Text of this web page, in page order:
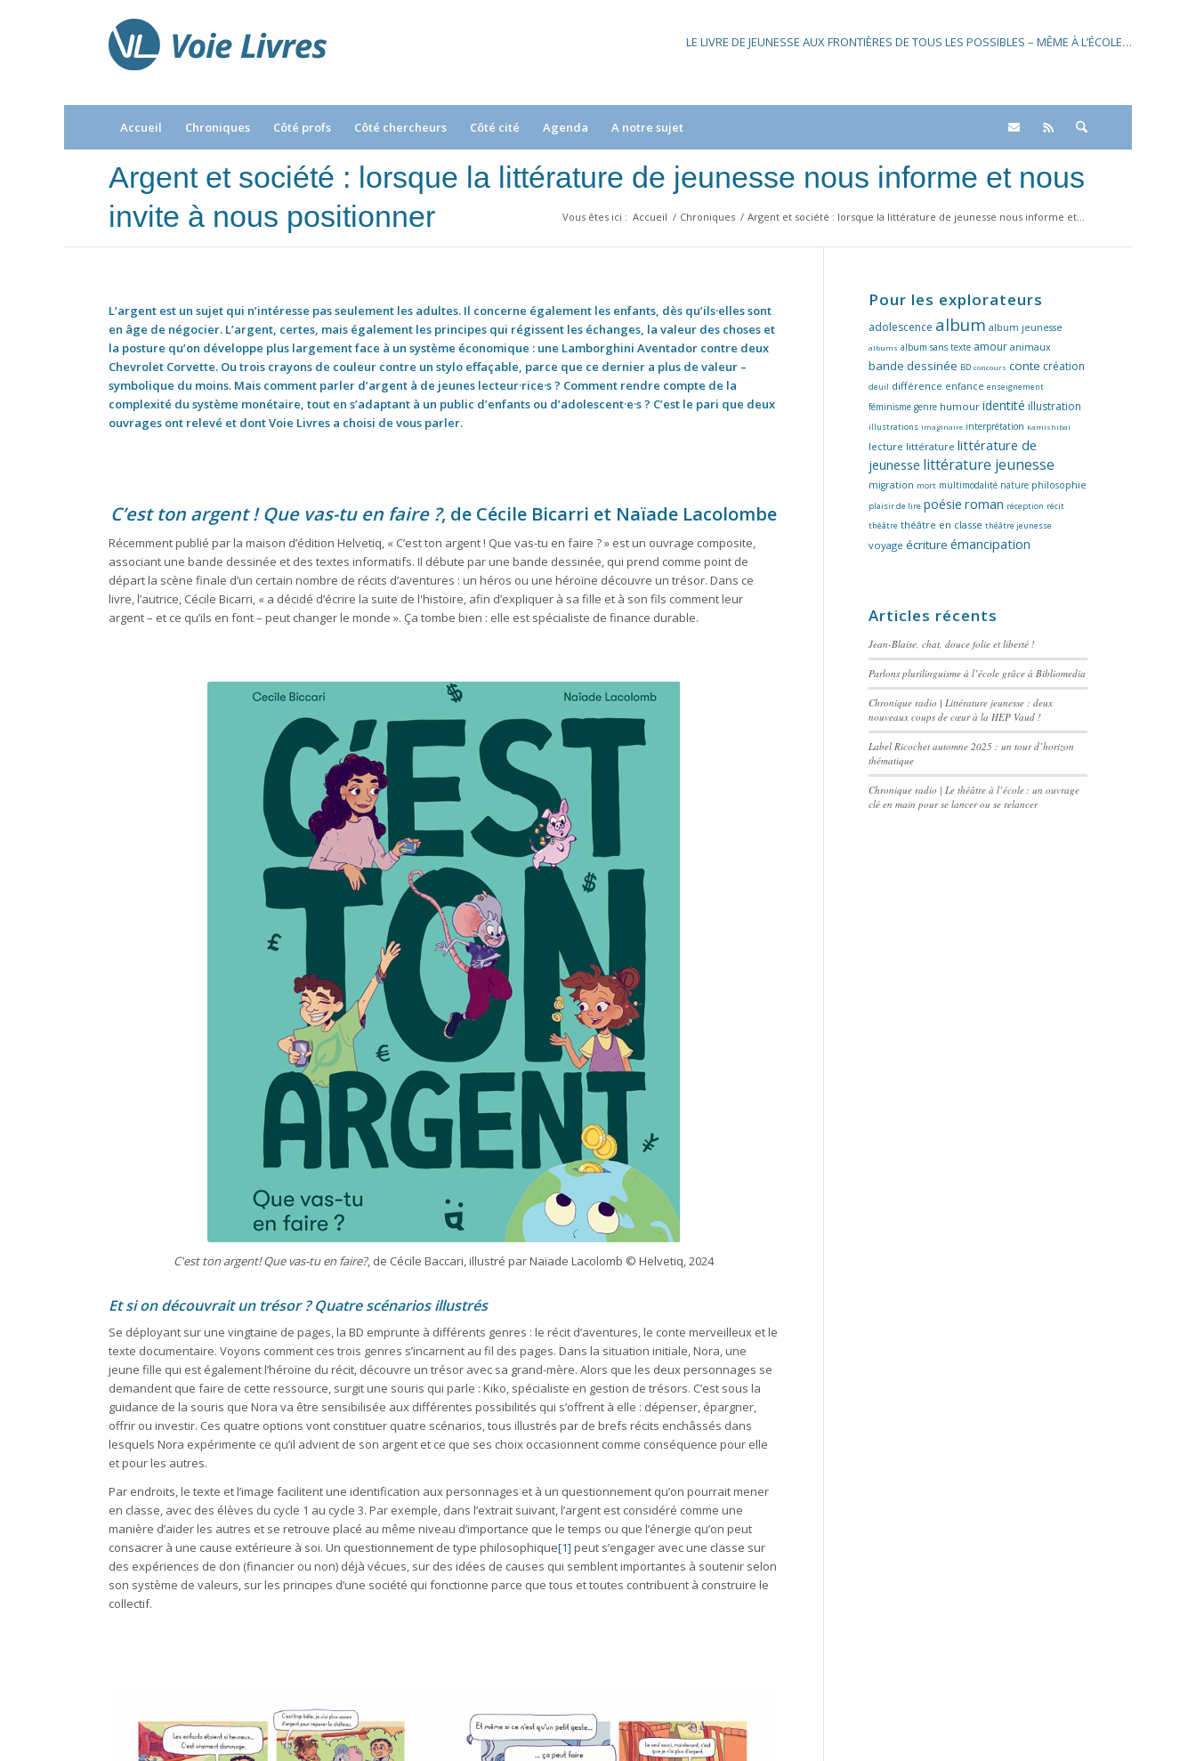
LE LIVRE DE JEUNESSE AUX FRONTIÈRES DE TOUS LES POSSIBLES – MÊME À L’ÉCOLE…
Accueil Chroniques Côté profs Côté chercheurs Côté cité Agenda A notre sujet
Argent et société : lorsque la littérature de jeunesse nous informe et nous
invite à nous positionner
Vous êtes ici : Accueil / Chroniques / Argent et société : lorsque la littérature de jeunesse nous informe et...
L’argent est un sujet qui n’intéresse pas seulement les adultes. Il concerne également les enfants, dès qu’ils·elles sont
en âge de négocier. L’argent, certes, mais également les principes qui régissent les échanges, la valeur des choses et
la posture qu’on développe plus largement face à un système économique : une Lamborghini Aventador contre deux
Chevrolet Corvette. Ou trois crayons de couleur contre un stylo effaçable, parce que ce dernier a plus de valeur –
symbolique du moins. Mais comment parler d’argent à de jeunes lecteur·rice·s ? Comment rendre compte de la
complexité du système monétaire, tout en s’adaptant à un public d’enfants ou d’adolescent·e·s ? C’est le pari que deux
ouvrages ont relevé et dont Voie Livres a choisi de vous parler.
C’est ton argent ! Que vas-tu en faire ?, de Cécile Bicarri et Naïade Lacolombe
Récemment publié par la maison d’édition Helvetiq, « C’est ton argent ! Que vas-tu en faire ? » est un ouvrage composite,
associant une bande dessinée et des textes informatifs. Il débute par une bande dessinée, qui prend comme point de
départ la scène finale d’un certain nombre de récits d’aventures : un héros ou une héroïne découvre un trésor. Dans ce
livre, l’autrice, Cécile Bicarri, « a décidé d’écrire la suite de l'histoire, afin d’expliquer à sa fille et à son fils comment leur
argent – et ce qu’ils en font – peut changer le monde ». Ça tombe bien : elle est spécialiste de finance durable.
C'est ton argent! Que vas-tu en faire?, de Cécile Baccari, illustré par Naïade Lacolomb © Helvetiq, 2024
Et si on découvrait un trésor ? Quatre scénarios illustrés
Se déployant sur une vingtaine de pages, la BD emprunte à différents genres : le récit d’aventures, le conte merveilleux et le
texte documentaire. Voyons comment ces trois genres s’incarnent au fil des pages. Dans la situation initiale, Nora, une
jeune fille qui est également l’héroïne du récit, découvre un trésor avec sa grand-mère. Alors que les deux personnages se
demandent que faire de cette ressource, surgit une souris qui parle : Kiko, spécialiste en gestion de trésors. C’est sous la
guidance de la souris que Nora va être sensibilisée aux différentes possibilités qui s’offrent à elle : dépenser, épargner,
offrir ou investir. Ces quatre options vont constituer quatre scénarios, tous illustrés par de brefs récits enchâssés dans
lesquels Nora expérimente ce qu’il advient de son argent et ce que ses choix occasionnent comme conséquence pour elle
et pour les autres.
Par endroits, le texte et l’image facilitent une identification aux personnages et à un questionnement qu’on pourrait mener
en classe, avec des élèves du cycle 1 au cycle 3. Par exemple, dans l’extrait suivant, l’argent est considéré comme une
manière d’aider les autres et se retrouve placé au même niveau d’importance que le temps ou que l’énergie qu’on peut
consacrer à une cause extérieure à soi. Un questionnement de type philosophique[1] peut s’engager avec une classe sur
des expériences de don (financier ou non) déjà vécues, sur des idées de causes qui semblent importantes à soutenir selon
son système de valeurs, sur les principes d’une société qui fonctionne parce que tous et toutes contribuent à construire le
collectif.
Pour les explorateurs
adolescence album album jeunesse
albums album sans texte amour animaux
bande dessinée BD concours conte création
deuil différence enfance enseignement
féminisme genre humour identité illustration
illustrations imaginaire interprétation kamishibaï
lecture littérature littérature de
jeunesse littérature jeunesse
migration mort multimodalité nature philosophie
plaisir de lire poésie roman réception récit
théâtre théâtre en classe théâtre jeunesse
voyage écriture émancipation
Articles récents
Jean-Blaise, chat, douce folie et liberté !
Parlons plurilinguisme à l’école grâce à Bibliomedia
Chronique radio | Littérature jeunesse : deux
nouveaux coups de cœur à la HEP Vaud !
Label Ricochet automne 2025 : un tour d’horizon
thématique
Chronique radio | Le théâtre à l’école : un ouvrage
clé en main pour se lancer ou se relancer